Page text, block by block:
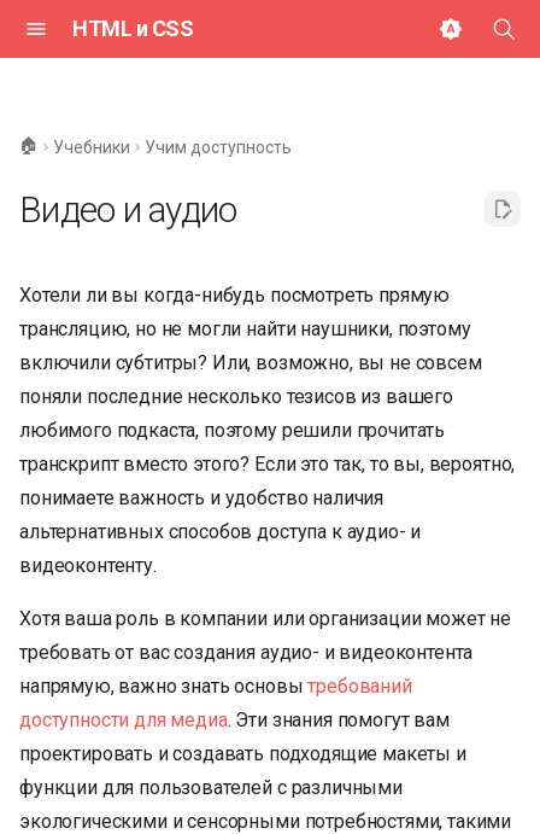
HTML и CSS
ц
а
л
з
а
и
п
о
и
с
к
🏠 Учебники Учим доступность
Видео и аудио
Хотели ли вы когда-нибудь посмотреть прямую
трансляцию, но не могли найти наушники, поэтому
включили субтитры? Или, возможно, вы не совсем
поняли последние несколько тезисов из вашего
любимого подкаста, поэтому решили прочитать
транскрипт вместо этого? Если это так, то вы, вероятно,
понимаете важность и удобство наличия
альтернативных способов доступа к аудио- и
видеоконтенту.
Хотя ваша роль в компании или организации может не
требовать от вас создания аудио- и видеоконтента
напрямую, важно знать основытребований
доступности для медиа. Эти знания помогут вам
проектировать и создавать подходящие макеты и
функции для пользователей с различными
экологическими и сенсорными потребностями, такими